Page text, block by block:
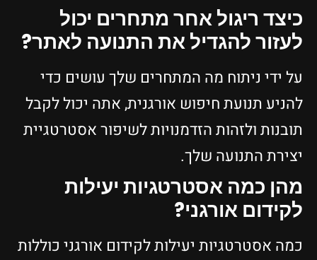
כיצד ריגול אחר מתחרים יכול
לעזור להגדיל את התנועה לאתר?
על ידי ניתוח מה המתחרים שלך עושים כדי
להניע תנועת חיפוש אורגנית, אתה יכול לקבל
תובנות ולזהות הזדמנויות לשיפור אסטרטגיית
יצירת התנועה שלך.
מהן כמה אסטרטגיות יעילות
לקידום אורגני?
כמה אסטרטגיות יעילות לקידום אורגני כוללות